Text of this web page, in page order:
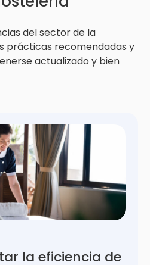
del sector de la
prácticas recomendadas y
actualizado y bien
la eficiencia de